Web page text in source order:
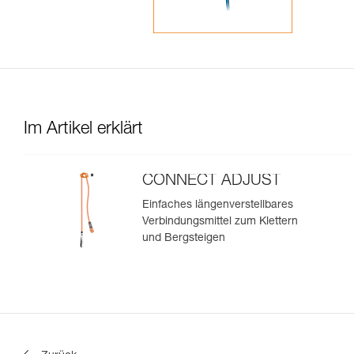
Im Artikel erklärt
CONNECT ADJUST
Einfaches längenverstellbares
Verbindungsmittel zum Klettern
und Bergsteigen